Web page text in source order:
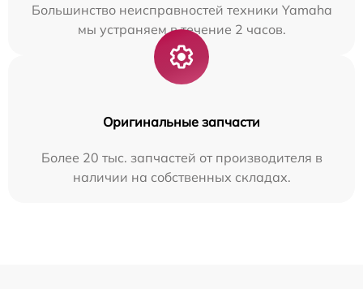
Большинство неисправностей техники Yamaha
мы устраняем в течение 2 часов.
Оригинальные запчасти
Более 20 тыс. запчастей от производителя в
наличии на собственных складах.